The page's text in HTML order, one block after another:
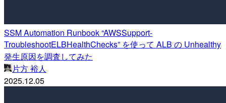
SSM Automation Runbook “AWSSupport-
TroubleshootELBHealthChecks” を使って ALB の Unhealthy
発生原因を調査してみた
片方 裕人
2025.12.05